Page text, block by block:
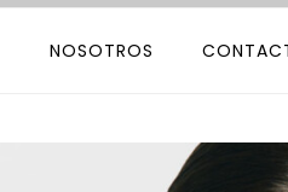
NOSOTROS